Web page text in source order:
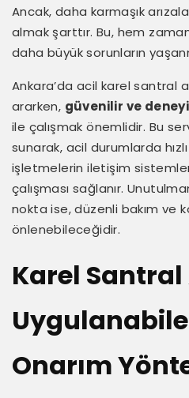
Ancak, daha karmaşık
almak şarttır. Bu, hem
daha büyük sorunların
Ankara’da acil karel santral
ararken, güvenilir ve
ile çalışmak önemlidir. Bu
sunarak, acil durumlarda
işletmelerin iletişim
çalışması sağlanır.
nokta ise, düzenli bakım ve
önlenebileceğidir.
Karel Santral
Onarım